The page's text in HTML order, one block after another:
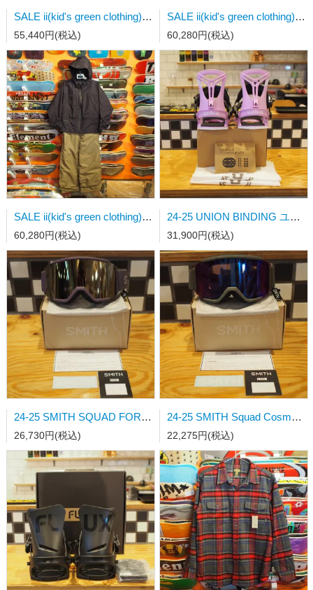
SALE ii(kid's green clothing) FREE JKT(130,NAVY)/BIB PT(Lサイズ,KAHKI)上下セット販売
55,440円(税込)
SALE ii(kid's green clothing) OGA JKT(150,CYAN)/BIB PT(XLサイズ,CYAN)上下セット販売
60,280円(税込)
SALE ii(kid's green clothing) OGA JKT(150,D.PURPLE)/BIB PT(XLサイズ,SAND)上下セット販売
60,280円(税込)
24-25 UNION BINDING ユニオンビンディング ROSA(womens) VIOLET 日本正規品
31,900円(税込)
24-25 SMITH SQUAD FOREST CP Pro Photochromic Blue Mirror 調光レンズ日本正規品
26,730円(税込)
24-25 SMITH Squad Cosmos CP Sun Black Gold Mirror 日本正規品
22,275円(税込)